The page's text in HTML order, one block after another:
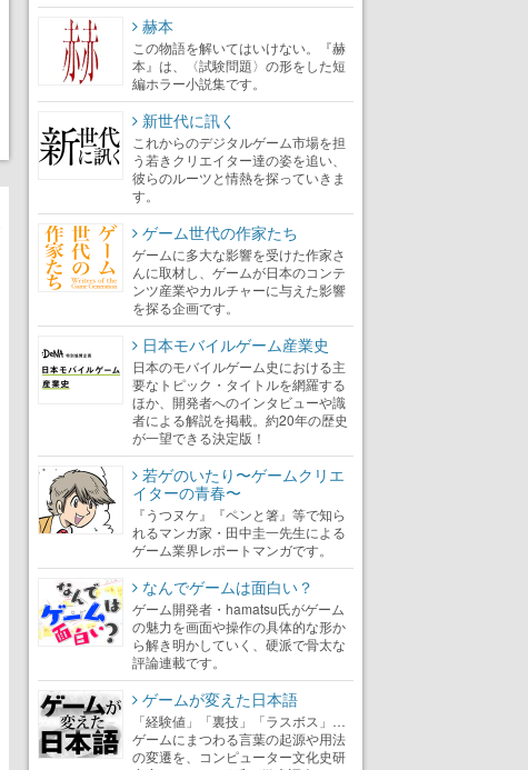
赫本
この物語を解いてはいけない。『赫
本』は、〈試験問題〉の形をした短
編ホラー小説集です。
新世代に訊く
これからのデジタルゲーム市場を担
う若きクリエイター達の姿を追い、
彼らのルーツと情熱を探っていきま
す。
ゲーム世代の作家たち
ゲームに多大な影響を受けた作家さ
んに取材し、ゲームが日本のコンテ
ンツ産業やカルチャーに与えた影響
を探る企画です。
日本モバイルゲーム産業史
日本のモバイルゲーム史における主
要なトピック・タイトルを網羅する
ほか、開発者へのインタビューや識
者による解説を掲載。約20年の歴史
が一望できる決定版！
若ゲのいたり〜ゲームクリエ
イターの青春〜
『うつヌケ』『ペンと箸』等で知ら
れるマンガ家・田中圭一先生による
ゲーム業界レポートマンガです。
なんでゲームは面白い？
ゲーム開発者・hamatsu氏がゲーム
の魅力を画面や操作の具体的な形か
ら解き明かしていく、硬派で骨太な
評論連載です。
ゲームが変えた日本語
「経験値」「裏技」「ラスボス」…
ゲームにまつわる言葉の起源や用法
の変遷を、コンピューター文化史研